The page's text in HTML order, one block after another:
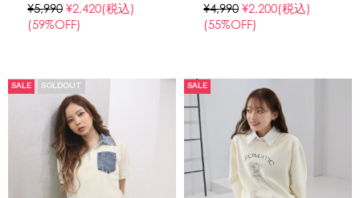
¥5,990 ¥2,420(税込)
(59%OFF)
¥4,990 ¥2,200(税込)
(55%OFF)
SALE SOLDOUT SALE